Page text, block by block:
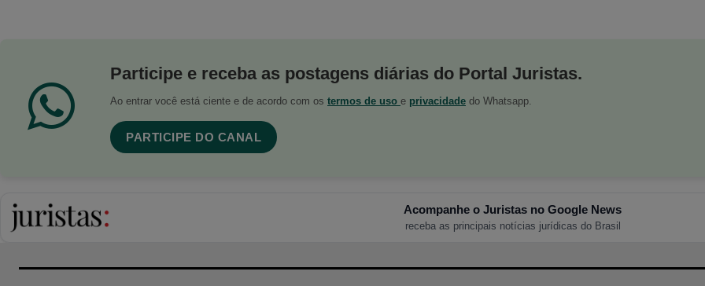
Participe e receba as postagens diárias do Portal Juristas.
Ao entrar você está ciente e de acordo com os termos de uso e privacidade do Whatsapp.
PARTICIPE DO CANAL
Acompanhe o Juristas no Google News
receba as principais notícias jurídicas do Brasil